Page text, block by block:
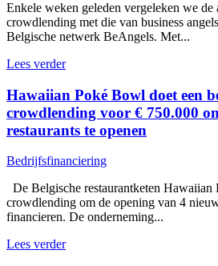
Enkele weken geleden vergeleken we de
crowdlending met die van business
Belgische netwerk BeAngels. Met...
Lees verder
Hawaiian Poké Bowl doet een
crowdlending voor € 750.000
restaurants te openen
Bedrijfsfinanciering
De Belgische restaurantketen
crowdlending om de opening van 4
financieren. De onderneming...
Lees verder